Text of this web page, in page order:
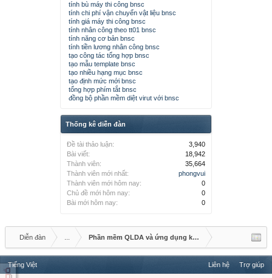
tính bù máy thi công bnsc
tính chi phí vận chuyển vật liệu bnsc
tính giá máy thi công bnsc
tính nhân công theo tt01 bnsc
tính năng cơ bản bnsc
tính tiền lương nhân công bnsc
tạo công tác tổng hợp bnsc
tạo mẫu template bnsc
tạo nhiều hạng mục bnsc
tạo định mức mới bnsc
tổng hợp phím tắt bnsc
đồng bộ phần mềm diệt virut với bnsc
Thống kê diễn đàn
Đề tài thảo luận:
3,940
Bài viết:
18,942
Thành viên:
35,664
Thành viên mới nhất:
phongvui
Thành viên mới hôm nay:
0
Chủ đề mới hôm nay:
0
Bài mới hôm nay:
0
Diễn đàn Phần mềm QLDA và ứng dụng khác
Tiếng Việt Liên hệ Trợ giúp